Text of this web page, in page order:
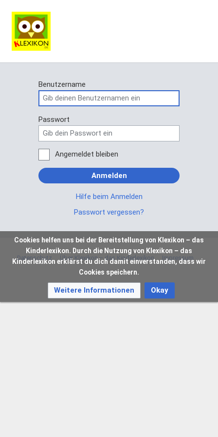
Benutzername
Passwort
Angemeldet bleiben
Anmelden
Hilfe beim Anmelden
Passwort vergessen?
Datenschutz Über Klexikon – das Kinderlexikon Impressum
Cookies helfen uns bei der Bereitstellung von Klexikon – das
Kinderlexikon. Durch die Nutzung von Klexikon – das
Kinderlexikon erklärst du dich damit einverstanden, dass wir
Cookies speichern.
Weitere Informationen Okay